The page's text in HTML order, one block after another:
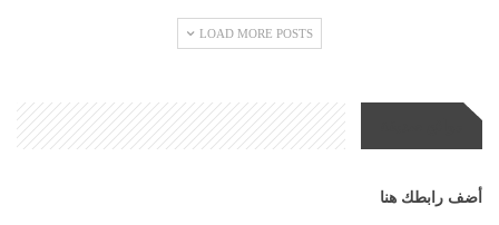
LOAD MORE POSTS
أضف رابطك هنا